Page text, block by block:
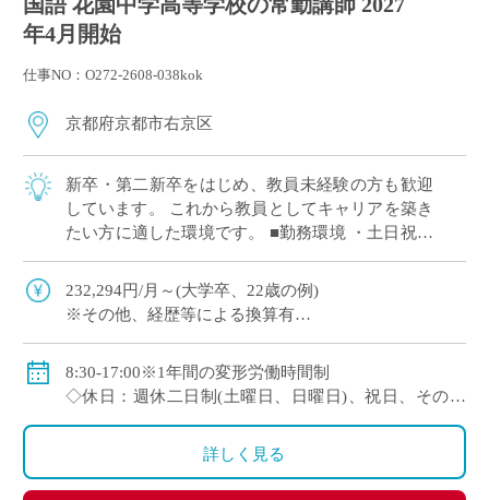
年4月開始
仕事NO：O272-2608-038kok
京都府京都市右京区
新卒・第二新卒をはじめ、教員未経験の方も歓迎
しています。 これから教員としてキャリアを築き
たい方に適した環境です。 ■勤務環境 ・土日祝休
保しやすい勤務体制 ■教育の特徴 ・ […]
232,294円/月～(大学卒、22歳の例)
※その他、経歴等による換算有
◇賞与：有
◇保険：私学共済、雇用保険、労災保険
8:30-17:00※1年間の変形労働時間制
◇休日：週休二日制(土曜日、日曜日)、祝日、その他
詳しく見る